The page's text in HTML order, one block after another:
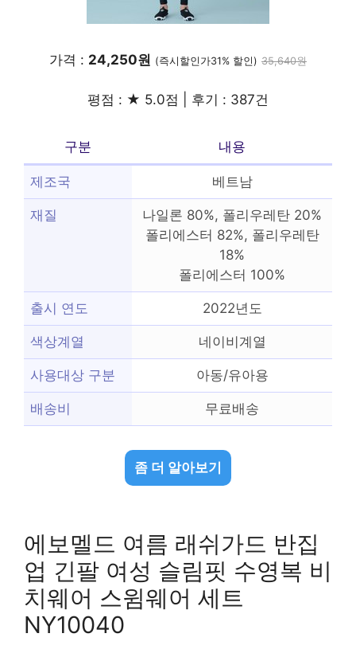
가격 : 24,250원 (즉시할인가31% 할인) 35,640원
평점 : ★ 5.0점 | 후기 : 387건
구분 내용
제조국 베트남
재질
나일론 80%, 폴리우레탄 20%
폴리에스터 82%, 폴리우레탄
18%
폴리에스터 100%
출시 연도 2022년도
색상계열 네이비계열
사용대상 구분 아동/유아용
배송비 무료배송
좀 더 알아보기
에보멜드 여름 래쉬가드 반집
업 긴팔 여성 슬림핏 수영복 비
치웨어 스윔웨어 세트
NY10040